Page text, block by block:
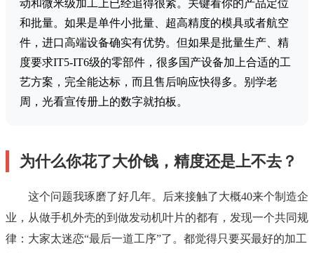
动和微米级加工上已经追得很紧。关键看你的产品定位
和批量。如果是单件小批量、超高精度的模具或者航空
件，进口高端设备确实有优势。但如果是批量生产、精
度要求IT5-IT6级的零部件，很多国产设备加上合适的工
艺方案，完全能达标，而且售后响应快得多。别学老
周，光看宣传册上的数字就拍板。
为什么你花了大价钱，精度还是上不去？
这个问题我琢磨了好几年。后来接触了大概40来个制造企
业，从做手机外壳的到做发动机叶片的都有，发现一个共同规
律：大家太迷恋“最后一道工序”了。都觉得只要买最好的加工